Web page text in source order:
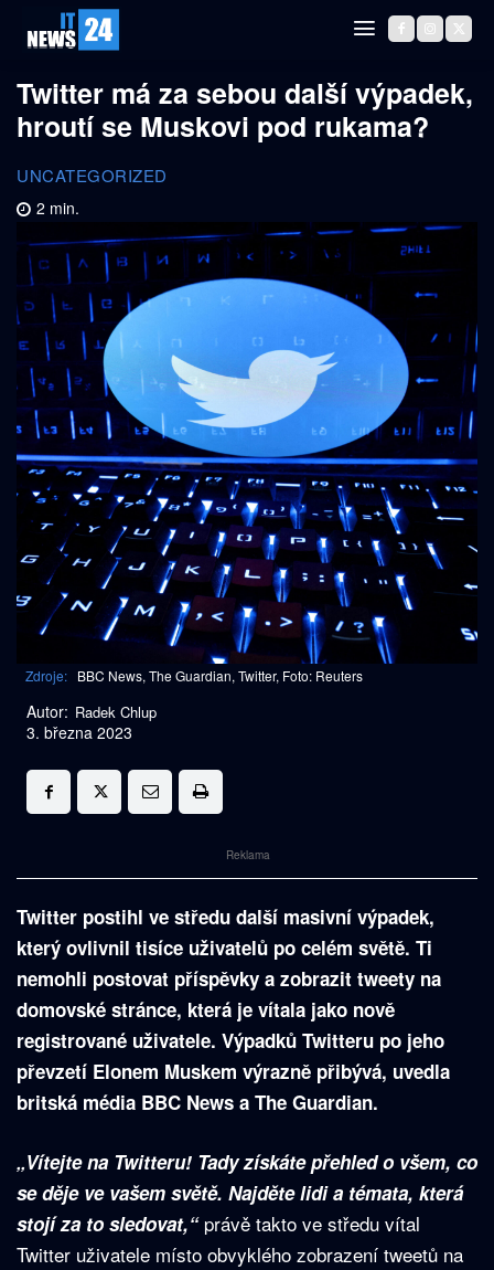
Twitter má za sebou další výpadek,
hroutí se Muskovi pod rukama?
UNCATEGORIZED
2 min.
Zdroje: BBC News, The Guardian, Twitter, Foto: Reuters
Autor: Radek Chlup
3. března 2023
Reklama
Twitter postihl ve středu další masivní výpadek,
který ovlivnil tisíce uživatelů po celém světě. Ti
nemohli postovat příspěvky a zobrazit tweety na
domovské stránce, která je vítala jako nově
registrované uživatele. Výpadků Twitteru po jeho
převzetí Elonem Muskem výrazně přibývá, uvedla
britská média BBC News a The Guardian.
„Vítejte na Twitteru! Tady získáte přehled o všem, co
se děje ve vašem světě. Najděte lidi a témata, která
stojí za to sledovat,“právě takto ve středu vítal
Twitter uživatele místo obvyklého zobrazení tweetů na